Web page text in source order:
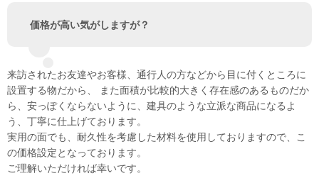
価格が高い気がしますが？
来訪されたお友達やお客様、通行人の方などから目に付くところに
設置する物だから、 また面積が比較的大きく存在感のあるものだか
ら、安っぽくならないように、建具のような立派な商品になるよ
う、丁寧に仕上げております。
実用の面でも、耐久性を考慮した材料を使用しておりますので、こ
の価格設定となっております。
ご理解いただければ幸いです。